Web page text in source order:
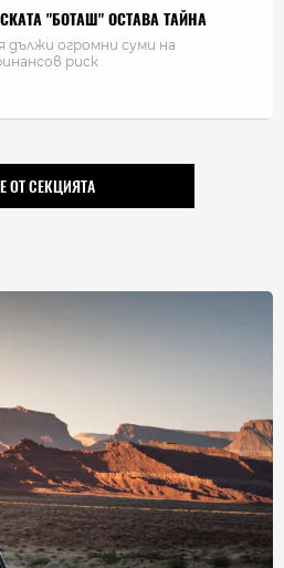
"БОТАШ" ОСТАВА ТАЙНА
дължи огромни суми на
риск
ОТ СЕКЦИЯТА